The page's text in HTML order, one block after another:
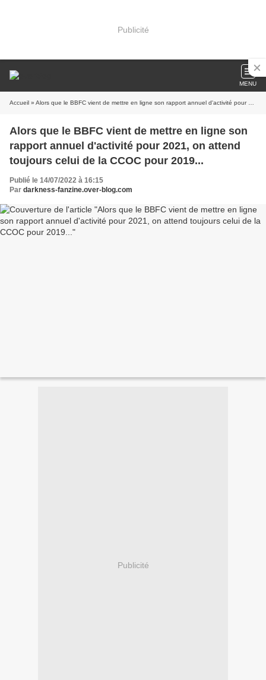
Publicité
MENU
Accueil » Alors que le BBFC vient de mettre en ligne son rapport annuel d'activité pour 2021, on attend toujours celui de la CCOC pour 2019...
Alors que le BBFC vient de mettre en ligne son
rapport annuel d'activité pour 2021, on attend
toujours celui de la CCOC pour 2019...
Publié le 14/07/2022 à 16:15
Par darkness-fanzine.over-blog.com
Publicité